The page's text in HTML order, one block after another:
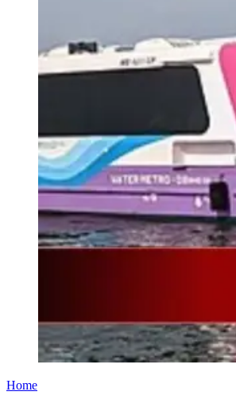
Home